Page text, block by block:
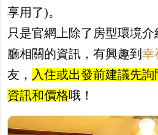
享用了)。
只是官網上除了房型環境
廳相關的資訊，有興趣到 幸
友， 入住或出發前建議先
資訊和價格哦！